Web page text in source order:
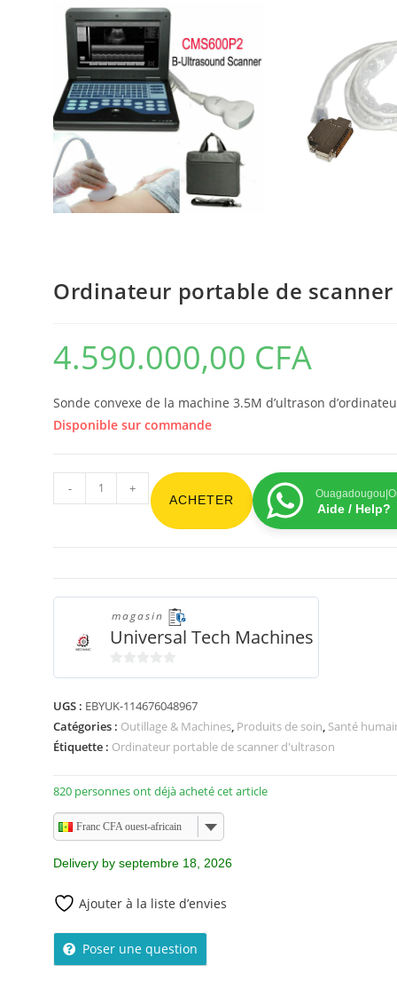
Ordinateur portable de scanner
4.590.000,00 CFA
Sonde convexe de la machine 3.5M d’ultrason
Disponible sur commande
- +
ACHETER
Aide / Help?
magasin
Universal Tech Machines
u
r
5
UGS : EBYUK-114676048967
Catégories : Outillage & Machines, Produits de soin, Santé
Étiquette : Ordinateur portable de scanner d'ultrason
820 personnes ont déjà acheté cet article
Franc CFA ouest-africain
Delivery by septembre 18, 2026
Ajouter à la liste d’envies
Poser une question